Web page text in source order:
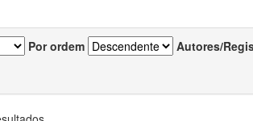
Por ordem Autores/